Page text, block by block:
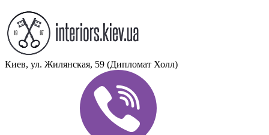
Киев, ул. Жилянская, 59 (Дипломат Холл)